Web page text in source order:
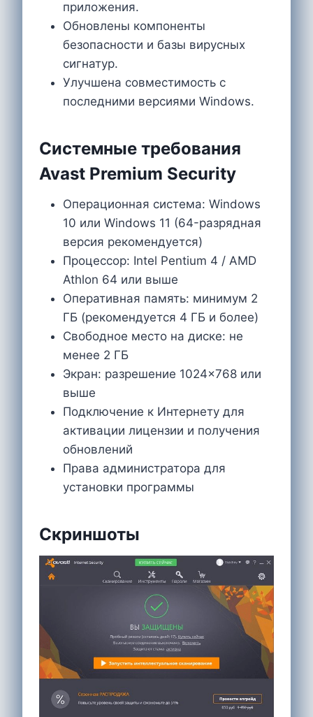
приложения.
Обновлены компоненты
безопасности и базы вирусных
сигнатур.
Улучшена совместимость с
последними версиями Windows.
Системные требования
Avast Premium Security
Операционная система: Windows
10 или Windows 11 (64-разрядная
версия рекомендуется)
Процессор: Intel Pentium 4 / AMD
Athlon 64 или выше
Оперативная память: минимум 2
ГБ (рекомендуется 4 ГБ и более)
Свободное место на диске: не
менее 2 ГБ
Экран: разрешение 1024×768 или
выше
Подключение к Интернету для
активации лицензии и получения
обновлений
Права администратора для
установки программы
Скриншоты